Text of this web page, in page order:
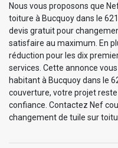
Nous vous proposons que
toiture à Bucquoy dans le
devis gratuit pour
satisfaire au maximum. En
réduction pour les dix
services. Cette annonce
habitant à Bucquoy dans le
couverture, votre projet
confiance. Contactez Nef
changement de tuile sur